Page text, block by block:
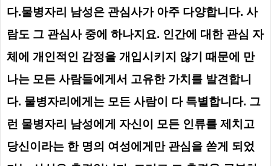
다.물병자리 남성은 관심사가 아주 다양합니다. 사
람도 그 관심사 중에 하나지요. 인간에 대한 관심 자
체에 개인적인 감정을 개입시키지 않기 때문에 만
나는 모든 사람들에게서 고유한 가치를 발견합니
다. 물병자리에게는 모든 사람이 다 특별합니다. 그
런 물병자리 남성에게 자신이 모든 인류를 제치고
당신이라는 한 명의 여성에게만 관심을 쏟게 되었